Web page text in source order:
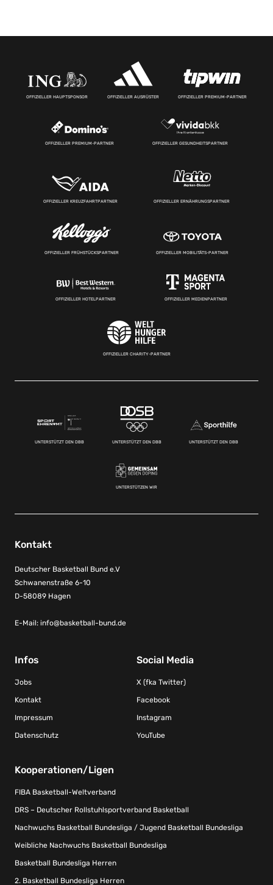
OFFIZIELLER HAUPTSPONSOR OFFIZIELLER AUSRÜSTER OFFIZIELLER PREMIUM-PARTNER
OFFIZIELLER PREMIUM-PARTNER OFFIZIELLER GESUNDHEITSPARTNER
OFFIZIELLER KREUZFAHRTPARTNER OFFIZIELLER ERNÄHRUNGSPARTNER
OFFIZIELLER FRÜHSTÜCKSPARTNER OFFIZIELLER MOBILITÄTS-PARTNER
OFFIZIELLER HOTELPARTNER OFFIZIELLER MEDIENPARTNER
OFFIZIELLER CHARITY-PARTNER
UNTERSTÜTZT DEN DBB UNTERSTÜTZT DEN DBB UNTERSTÜTZT DEN DBB
UNTERSTÜTZEN WIR
Kontakt
Deutscher Basketball Bund e.V
Schwanenstraße 6-10
D-58089 Hagen
E-Mail: info@basketball-bund.de
Infos
Jobs
Kontakt
Impressum
Datenschutz
Social Media
X (fka Twitter)
Facebook
Instagram
YouTube
Kooperationen/Ligen
FIBA Basketball-Weltverband
DRS – Deutscher Rollstuhlsportverband Basketball
Nachwuchs Basketball Bundesliga / Jugend Basketball Bundesliga
Weibliche Nachwuchs Basketball Bundesliga
Basketball Bundesliga Herren
2. Basketball Bundesliga Herren